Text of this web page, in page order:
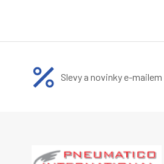
Slevy a novinky e-mailem